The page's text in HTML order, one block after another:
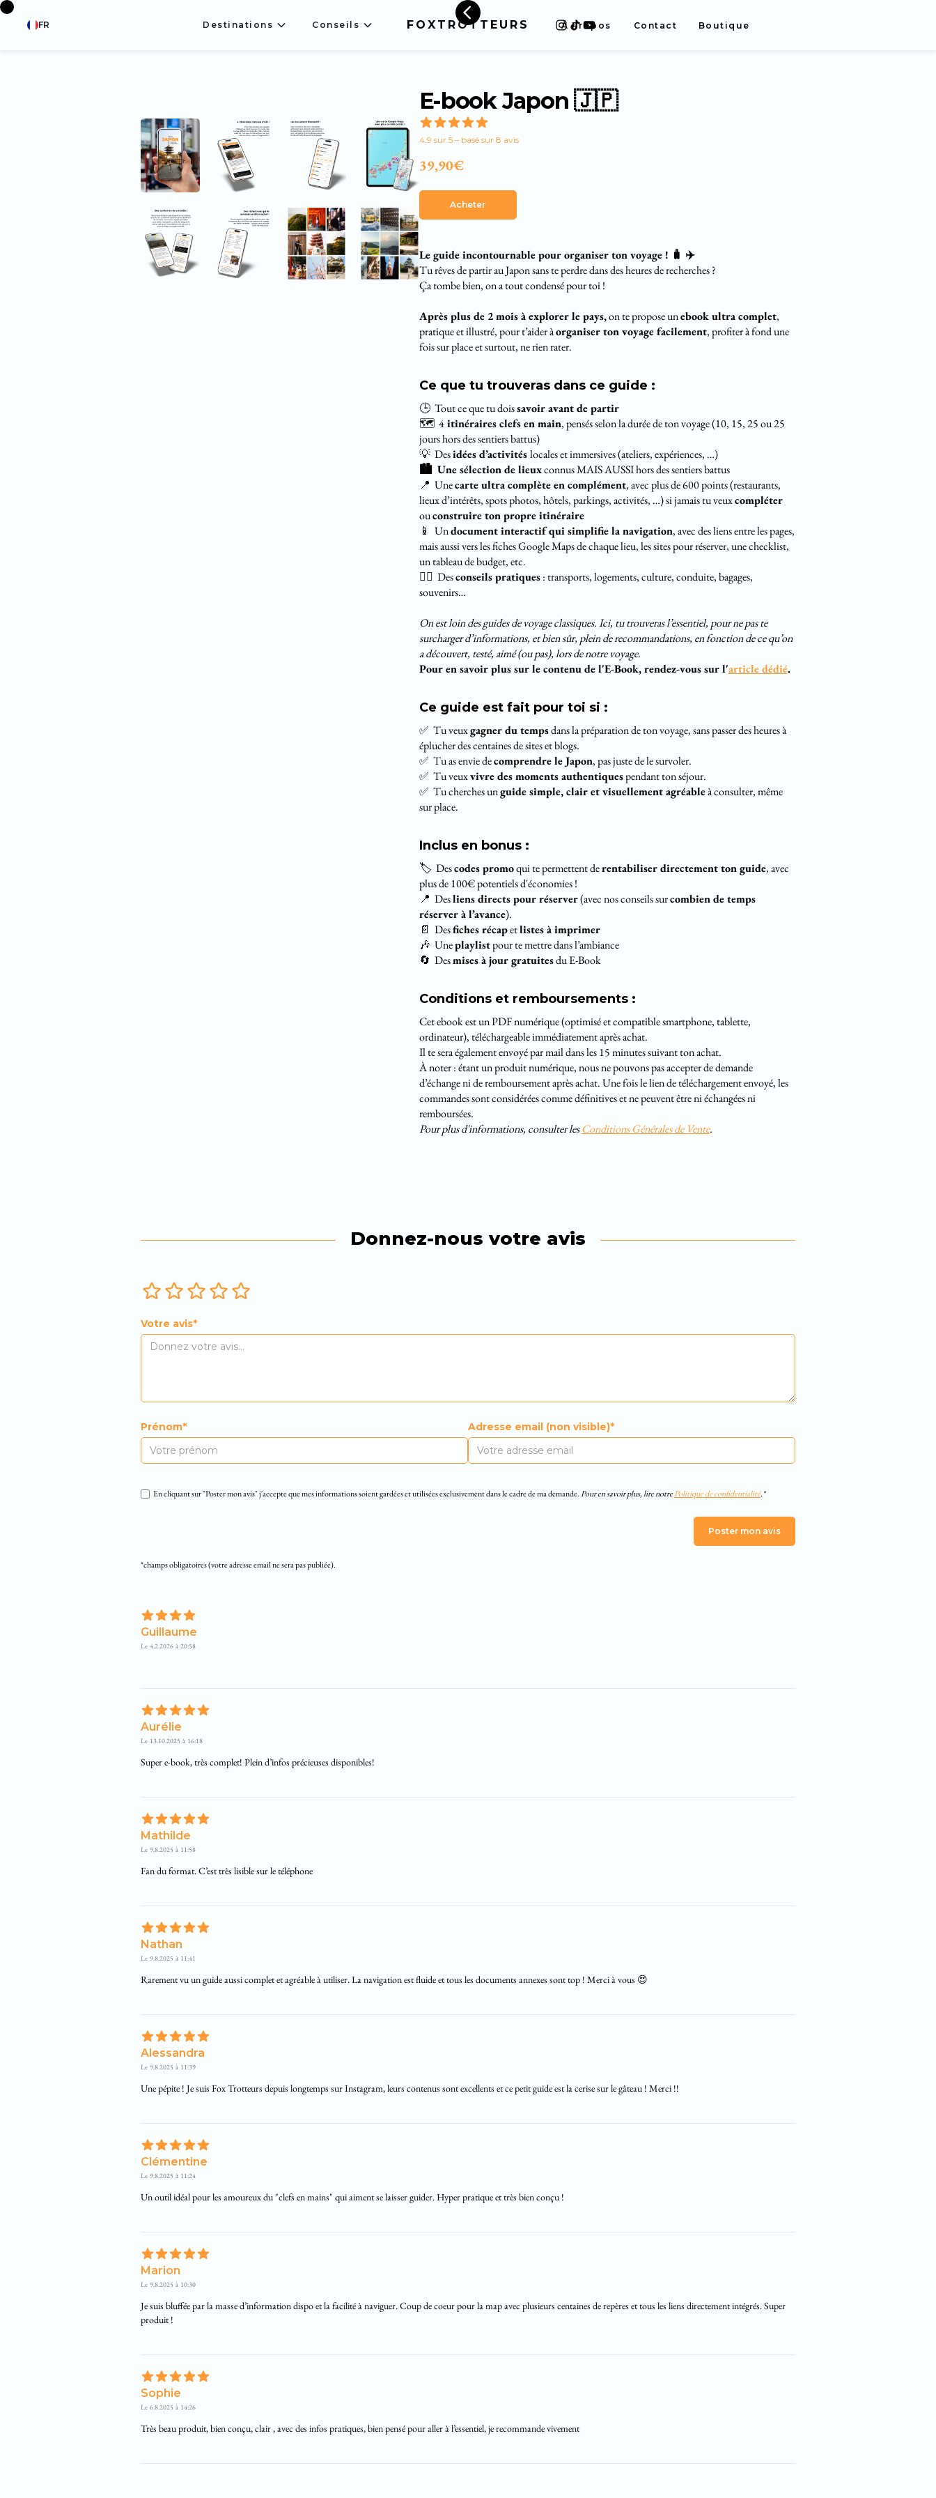
FR Destinations Conseils FOXTROTTEURS À Propos Contact Boutique
E-book Japon 🇯🇵
4.9 sur 5 – basé sur 8 avis
39,90€
Acheter
Le guide incontournable pour organiser ton voyage ! 🧳 ✈️
Tu rêves de partir au Japon sans te perdre dans des heures de recherches ?
Ça tombe bien, on a tout condensé pour toi !
Après plus de 2 mois à explorer le pays,on te propose unebook ultra complet,
pratique et illustré, pour t’aider àorganiser ton voyage facilement, profiter à fond une
fois sur place et surtout, ne rien rater.
Ce que tu trouveras dans ce guide :
🕒 Tout ce que tu doissavoir avant de partir
🗺️ 4itinéraires clefs en main, pensés selon la durée de ton voyage (10, 15, 25 ou 25
jours hors des sentiers battus)
💡 Desidées d’activitéslocales et immersives (ateliers, expériences, …)
🏙️ Une sélection de lieuxconnus MAIS AUSSI hors des sentiers battus
📍 Unecarte ultra complète en complément, avec plus de 600 points (restaurants,
lieux d’intérêts, spots photos, hôtels, parkings, activités, …) si jamais tu veuxcompléter
ouconstruire ton propre itinéraire
📱 Undocument interactif qui simplifie la navigation, avec des liens entre les pages,
mais aussi vers les fiches Google Maps de chaque lieu, les sites pour réserver, une checklist,
un tableau de budget, etc.
👍🏼 Desconseils pratiques: transports, logements, culture, conduite, bagages,
souvenirs…
On est loin des guides de voyage classiques. Ici, tu trouveras l’essentiel, pour ne pas te
surcharger d’informations, et bien sûr, plein de recommandations, en fonction de ce qu’on
a découvert, testé, aimé (ou pas), lors de notre voyage.
Pour en savoir plus sur le contenu de l'E-Book, rendez-vous sur l'article dédié.
Ce guide est fait pour toi si :
✅ Tu veuxgagner du tempsdans la préparation de ton voyage, sans passer des heures à
éplucher des centaines de sites et blogs.
✅ Tu as envie decomprendre le Japon, pas juste de le survoler.
✅ Tu veuxvivre des moments authentiquespendant ton séjour.
✅ Tu cherches unguide simple, clair et visuellement agréableà consulter, même
sur place.
Inclus en bonus :
🏷️ Descodes promoqui te permettent derentabiliser directement ton guide, avec
plus de 100€ potentiels d'économies !
📍 Desliens directs pour réserver(avec nos conseils surcombien de temps
réserver à l’avance).
📄 Desfiches récapetlistes à imprimer
🎶 Uneplaylistpour te mettre dans l’ambiance
🔄 Desmises à jour gratuitesdu E-Book
Conditions et remboursements :
Cet ebook est un PDF numérique (optimisé et compatible smartphone, tablette,
ordinateur), téléchargeable immédiatement après achat.
Il te sera également envoyé par mail dans les 15 minutes suivant ton achat.
À noter : étant un produit numérique, nous ne pouvons pas accepter de demande
d’échange ni de remboursement après achat. Une fois le lien de téléchargement envoyé, les
commandes sont considérées comme définitives et ne peuvent être ni échangées ni
remboursées.
Pour plus d'informations, consulter lesConditions Générales de Vente.
Donnez-nous votre avis
Votre avis*
Prénom* Adresse email (non visible)*
En cliquant sur "Poster mon avis" j'accepte que mes informations soient gardées et utilisées exclusivement dans le cadre de ma demande.Pour en savoir plus, lire notrePolitique de confidentialité.*
*champs obligatoires (votre adresse email ne sera pas publiée).
Guillaume
Le 4.2.2026 à 20:58
Aurélie
Le 13.10.2025 à 16:18
Super e-book, très complet! Plein d’infos précieuses disponibles!
Mathilde
Le 9.8.2025 à 11:58
Fan du format. C’est très lisible sur le téléphone
Nathan
Le 9.8.2025 à 11:41
Rarement vu un guide aussi complet et agréable à utiliser. La navigation est fluide et tous les documents annexes sont top ! Merci à vous 😍
Alessandra
Le 9.8.2025 à 11:39
Une pépite ! Je suis Fox Trotteurs depuis longtemps sur Instagram, leurs contenus sont excellents et ce petit guide est la cerise sur le gâteau ! Merci !!
Clémentine
Le 9.8.2025 à 11:24
Un outil idéal pour les amoureux du "clefs en mains" qui aiment se laisser guider. Hyper pratique et très bien conçu !
Marion
Le 9.8.2025 à 10:30
Je suis bluffée par la masse d’information dispo et la facilité à naviguer. Coup de coeur pour la map avec plusieurs centaines de repères et tous les liens directement intégrés. Super
produit !
Sophie
Le 6.8.2025 à 14:26
Très beau produit, bien conçu, clair , avec des infos pratiques, bien pensé pour aller à l’essentiel, je recommande vivement